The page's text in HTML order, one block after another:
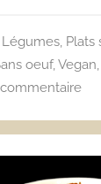
Légumes, Plats
oeuf,Vegan,